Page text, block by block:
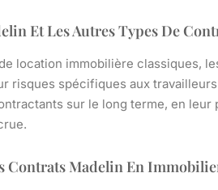
Et Les Autres Types De
location immobilière classiques,
risques spécifiques aux
sur le long terme, en
Contrats Madelin En